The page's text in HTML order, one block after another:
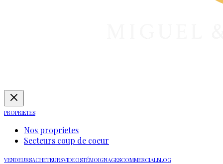
PROPRIETES
Nos proprietes
Secteurs coup de coeur
VENDEURSACHETEURSVIDEOSTÉMOIGNAGESCOMMERCIALBLOG